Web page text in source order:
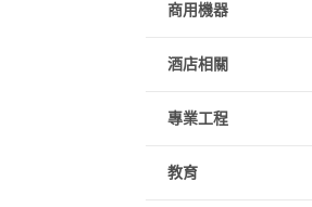
商用機器
酒店相關
專業工程
教育